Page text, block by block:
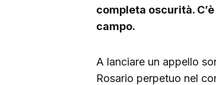
completa oscurità.
campo.
A lanciare un appello
Rosario perpetuo nel